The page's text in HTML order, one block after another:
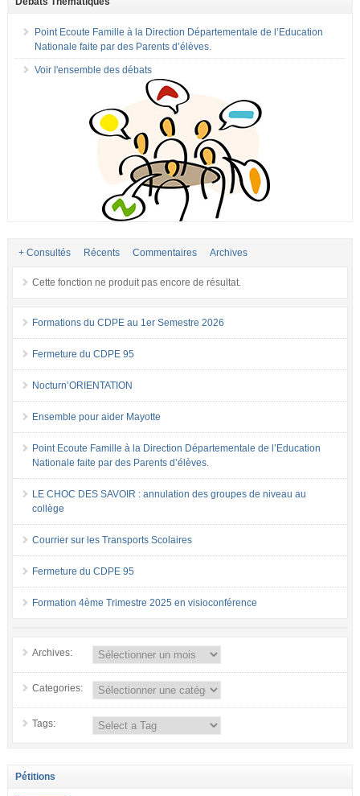
Point Ecoute Famille à la Direction Départementale de l’Education
Nationale faite par des Parents d’élèves.
Voir l'ensemble des débats
+ Consultés Récents Commentaires Archives
Cette fonction ne produit pas encore de résultat.
Formations du CDPE au 1er Semestre 2026
Fermeture du CDPE 95
Nocturn’ORIENTATION
Ensemble pour aider Mayotte
Point Ecoute Famille à la Direction Départementale de l’Education
Nationale faite par des Parents d’élèves.
LE CHOC DES SAVOIR : annulation des groupes de niveau au
collège
Courrier sur les Transports Scolaires
Fermeture du CDPE 95
Formation 4ème Trimestre 2025 en visioconférence
Archives:
Categories:
Tags:
Pétitions